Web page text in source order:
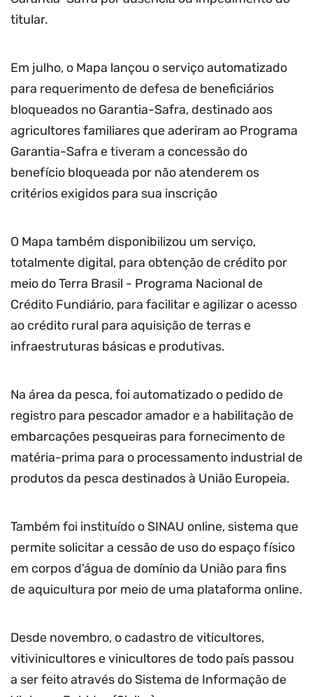
titular.
Em julho, o Mapa lançou o serviço automatizado
para requerimento de defesa de beneficiários
bloqueados no Garantia-Safra, destinado aos
agricultores familiares que aderiram ao Programa
Garantia-Safra e tiveram a concessão do
benefício bloqueada por não atenderem os
critérios exigidos para sua inscrição
O Mapa também disponibilizou um serviço,
totalmente digital, para obtenção de crédito por
meio do Terra Brasil - Programa Nacional de
Crédito Fundiário, para facilitar e agilizar o acesso
ao crédito rural para aquisição de terras e
infraestruturas básicas e produtivas.
Na área da pesca, foi automatizado o pedido de
registro para pescador amador e a habilitação de
embarcações pesqueiras para fornecimento de
matéria-prima para o processamento industrial de
produtos da pesca destinados à União Europeia.
Também foi instituído o SINAU online, sistema que
permite solicitar a cessão de uso do espaço físico
em corpos d'água de domínio da União para fins
de aquicultura por meio de uma plataforma online.
Desde novembro, o cadastro de viticultores,
vitivinicultores e vinicultores de todo país passou
a ser feito através do Sistema de Informação de